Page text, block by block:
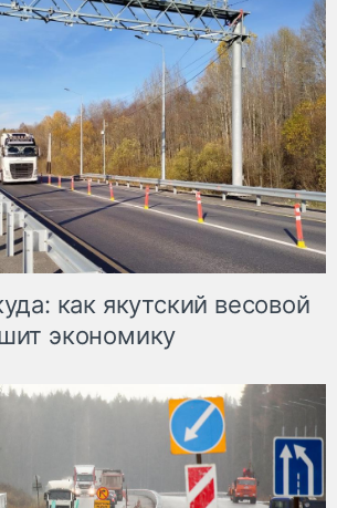
как якутский весовой
экономику